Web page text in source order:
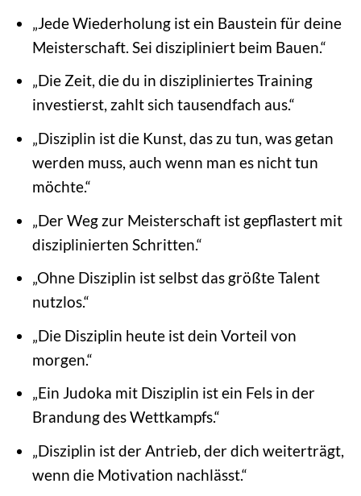
„Jede Wiederholung ist ein Baustein für deine
Meisterschaft. Sei diszipliniert beim Bauen.“
„Die Zeit, die du in diszipliniertes Training
investierst, zahlt sich tausendfach aus.“
„Disziplin ist die Kunst, das zu tun, was getan
werden muss, auch wenn man es nicht tun
möchte.“
„Der Weg zur Meisterschaft ist gepflastert mit
disziplinierten Schritten.“
„Ohne Disziplin ist selbst das größte Talent
nutzlos.“
„Die Disziplin heute ist dein Vorteil von
morgen.“
„Ein Judoka mit Disziplin ist ein Fels in der
Brandung des Wettkampfs.“
„Disziplin ist der Antrieb, der dich weiterträgt,
wenn die Motivation nachlässt.“